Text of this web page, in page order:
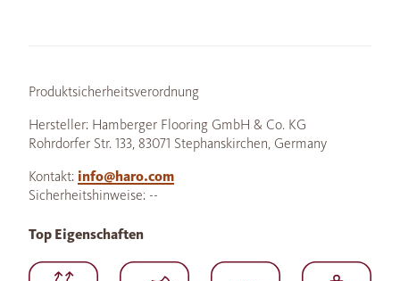
Produktsicherheitsverordnung
Hersteller: Hamberger Flooring GmbH & Co. KG
Rohrdorfer Str. 133, 83071 Stephanskirchen, Germany
Kontakt: info@haro.com
Sicherheitshinweise: --
Top Eigenschaften